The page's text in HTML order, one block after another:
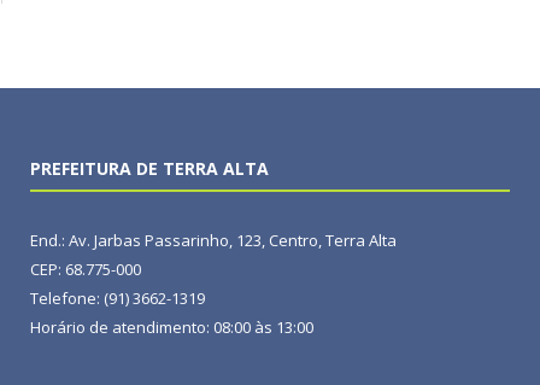
PREFEITURA DE TERRA ALTA
End.: Av. Jarbas Passarinho, 123, Centro, Terra Alta
CEP: 68.775-000
Telefone: (91) 3662-1319
Horário de atendimento: 08:00 às 13:00